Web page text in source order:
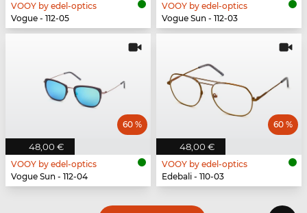
VOOY by edel-optics
Vogue - 112-05
VOOY by edel-optics
Vogue Sun - 112-03
48,00 €
60 %
VOOY by edel-optics
Vogue Sun - 112-04
48,00 €
60 %
VOOY by edel-optics
Edebali - 110-03